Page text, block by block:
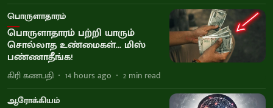
பொருளாதாரம்
பொருளாதாரம் பற்றி யாரும்
சொல்லாத உண்மைகள்... மிஸ்
பண்ணாதீங்க!
கிரி கணபதி 14 hours ago 2 min read
ஆரோக்கியம்